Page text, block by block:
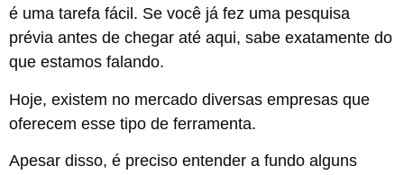
é uma tarefa fácil. Se você já fez uma pesquisa
prévia antes de chegar até aqui, sabe exatamente do
que estamos falando.
Hoje, existem no mercado diversas empresas que
oferecem esse tipo de ferramenta.
Apesar disso, é preciso entender a fundo alguns